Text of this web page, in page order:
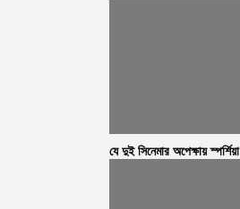
যে দুই সিনেমার অপেক্ষায় স্পর্শিয়া